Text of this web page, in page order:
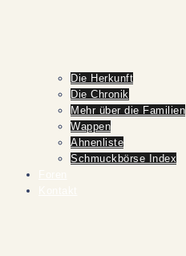
Die Herkunft
Die Chronik
Mehr über die Familien
Wappen
Ahnenliste
Schmuckbörse Index